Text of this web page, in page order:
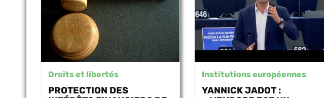
Droits et libertés
PROTECTION DES
Institutions européennes
YANNICK JADOT :